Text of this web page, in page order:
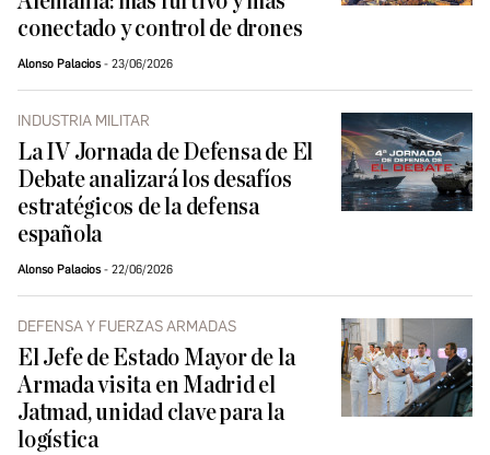
conectado y control de drones
Alonso Palacios 23/06/2026
INDUSTRIA MILITAR
La IV Jornada de Defensa de El
Debate analizará los desafíos
estratégicos de la defensa
española
Alonso Palacios 22/06/2026
DEFENSA Y FUERZAS ARMADAS
El Jefe de Estado Mayor de la
Armada visita en Madrid el
Jatmad, unidad clave para la
logística